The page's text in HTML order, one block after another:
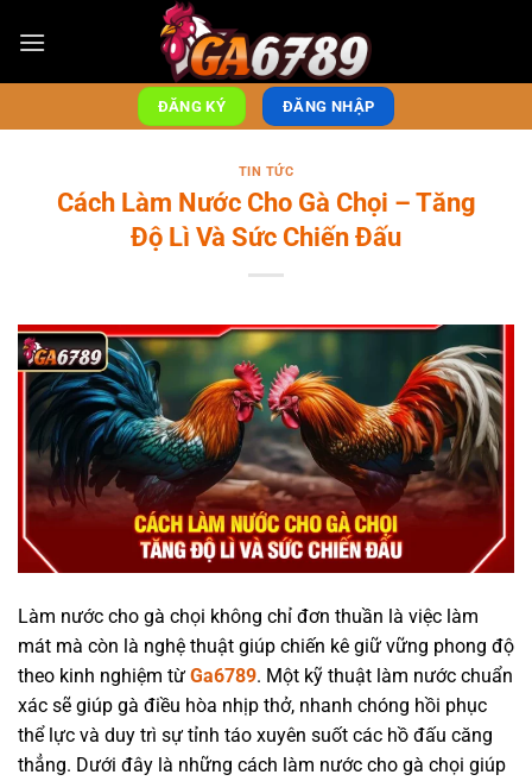
đến
ĐĂNG KÝ ĐĂNG NHẬP
TIN TỨC
Cách Làm Nước Cho Gà Chọi – Tăng
Độ Lì Và Sức Chiến Đấu
Làm nước cho gà chọi không chỉ đơn thuần là việc làm
mát mà còn là nghệ thuật giúp chiến kê giữ vững phong độ
theo kinh nghiệm từ Ga6789. Một kỹ thuật làm nước chuẩn
xác sẽ giúp gà điều hòa nhịp thở, nhanh chóng hồi phục
thể lực và duy trì sự tỉnh táo xuyên suốt các hồ đấu căng
thẳng. Dưới đây là những cách làm nước cho gà chọi giúp